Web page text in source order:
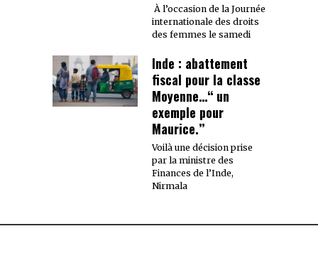
À l’occasion de la Journée
internationale des droits
des femmes le samedi
Inde : abattement
fiscal pour la classe
Moyenne…‘‘ un
exemple pour
Maurice.’’
Voilà une décision prise
par la ministre des
Finances de l’Inde,
Nirmala